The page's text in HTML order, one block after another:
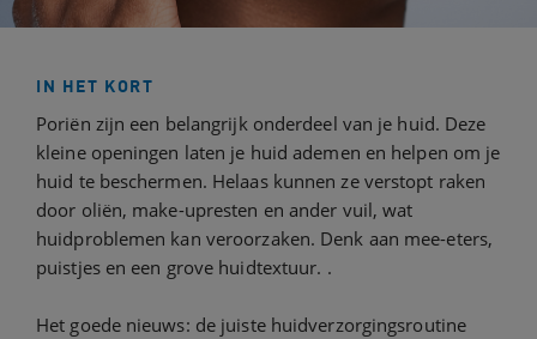
IN HET KORT
Poriën zijn een belangrijk onderdeel van je huid. Deze
kleine openingen laten je huid ademen en helpen om je
huid te beschermen. Helaas kunnen ze verstopt raken
door oliën, make-upresten en ander vuil, wat
huidproblemen kan veroorzaken. Denk aan mee-eters,
puistjes en een grove huidtextuur. .
Het goede nieuws: de juiste huidverzorgingsroutine